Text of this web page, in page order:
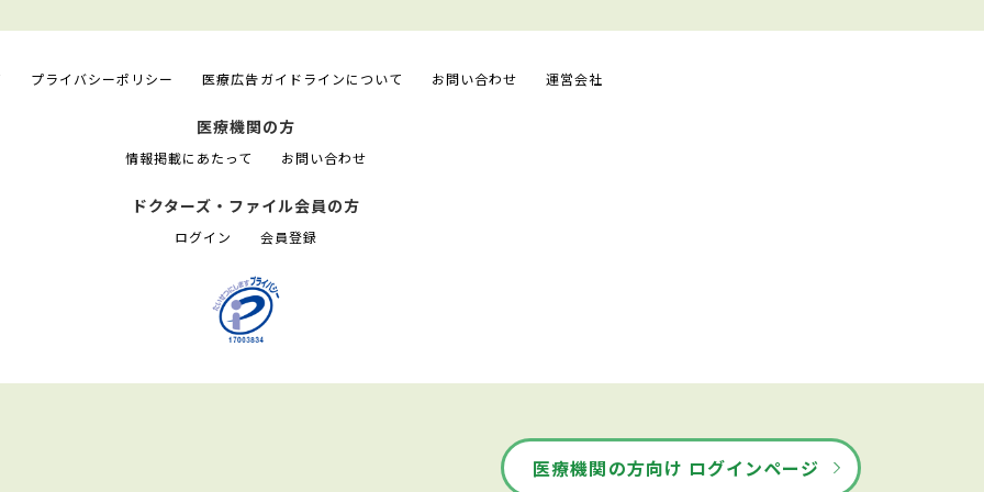
プライバシーポリシー 医療広告ガイドラインについて お問い合わせ 運営会社
医療機関の方
情報掲載にあたって お問い合わせ
ドクターズ・ファイル会員の方
ログイン 会員登録
医療機関の方向け ログインページ